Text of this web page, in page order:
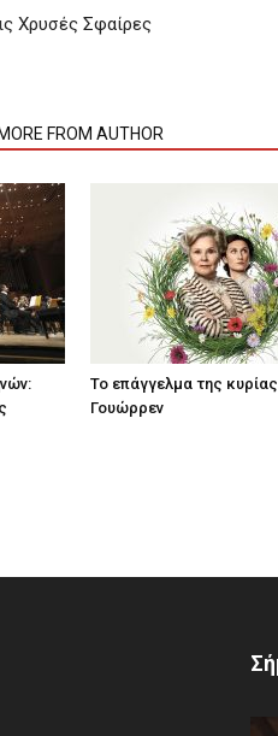
Χρυσές Σφαίρες
MORE FROM AUTHOR
Το επάγγελμα της κυρίας
Γουώρρεν